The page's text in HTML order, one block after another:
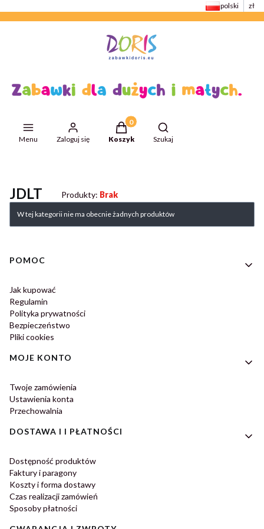
polski zł
Menu Zaloguj się
Produkty w koszyku: 0. Zobacz
Koszyk
Otwórz wyszukiwarkę
Szukaj
JDLT Produkty: Brak
Lista produktów
W tej kategorii nie ma obecnie żadnych produktów
Linki w stopce
POMOC
Jak kupować
Regulamin
Polityka prywatności
Bezpieczeństwo
Pliki cookies
MOJE KONTO
Twoje zamówienia
Ustawienia konta
Przechowalnia
DOSTAWA I I PŁATNOŚCI
Dostępność produktów
Faktury i paragony
Koszty i forma dostawy
Czas realizacji zamówień
Sposoby płatności